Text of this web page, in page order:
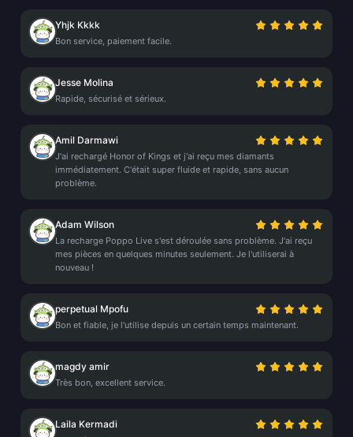
Yhjk Kkkk
Bon service, paiement facile.
Jesse Molina
Rapide, sécurisé et sérieux.
Amil Darmawi
J'ai rechargé Honor of Kings et j'ai reçu mes diamants
immédiatement. C'était super fluide et rapide, sans aucun
problème.
Adam Wilson
La recharge Poppo Live s'est déroulée sans problème. J'ai reçu
mes pièces en quelques minutes seulement. Je l'utiliserai à
nouveau !
perpetual Mpofu
Bon et fiable, je l'utilise depuis un certain temps maintenant.
magdy amir
Très bon, excellent service.
Laila Kermadi